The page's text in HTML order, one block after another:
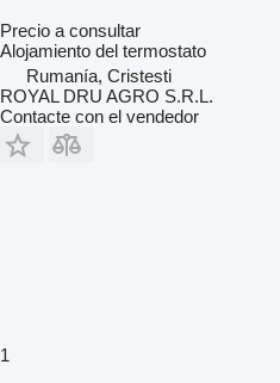
Precio a consultar
Alojamiento del termostato
Rumanía, Cristesti
ROYAL DRU AGRO S.R.L.
Contacte con el vendedor
1